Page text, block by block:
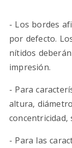
- Los bordes
por defecto.
nítidos
impresión.
- Para
altura,
concentricidad,
- Para las